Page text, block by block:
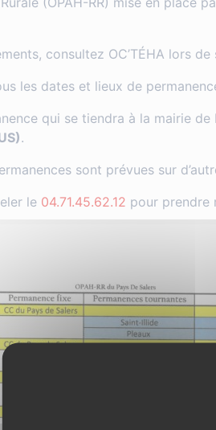
consultez OC’TÉHA lors
les dates et lieux de
qui se tiendra à la mairie
.
sont prévues sur
le 04.71.45.62.12 pour prendre